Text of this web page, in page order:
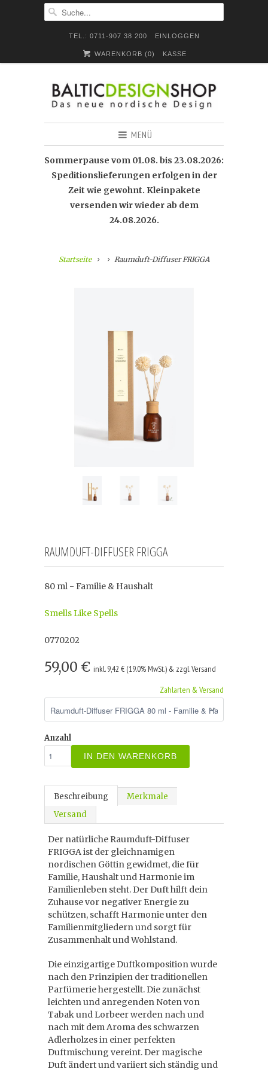
TEL.: 0711-907 38 200 EINLOGGEN
WARENKORB (0) KASSE
MENÜ
Sommerpause vom 01.08. bis 23.08.2026:
Speditionslieferungen erfolgen in der
Zeit wie gewohnt. Kleinpakete
versenden wir wieder ab dem
24.08.2026.
Startseite Raumduft-Diffuser FRIGGA
RAUMDUFT-DIFFUSER FRIGGA
80 ml - Familie & Haushalt
Smells Like Spells
0770202
59,00 € inkl. 9,42 € (19.0% MwSt.) & zzgl. Versand
Zahlarten & Versand
Anzahl
IN DEN WARENKORB
Beschreibung
Merkmale
Versand
Der natürliche Raumduft-Diffuser
FRIGGA ist der gleichnamigen
nordischen Göttin gewidmet, die für
Familie, Haushalt und Harmonie im
Familienleben steht. Der Duft hilft dein
Zuhause vor negativer Energie zu
schützen, schafft Harmonie unter den
Familienmitgliedern und sorgt für
Zusammenhalt und Wohlstand.
Die einzigartige Duftkomposition wurde
nach den Prinzipien der traditionellen
Parfümerie hergestellt. Die zunächst
leichten und anregenden Noten von
Tabak und Lorbeer werden nach und
nach mit dem Aroma des schwarzen
Adlerholzes in einer perfekten
Duftmischung vereint. Der magische
Duft ändert und variiert sich ständig und